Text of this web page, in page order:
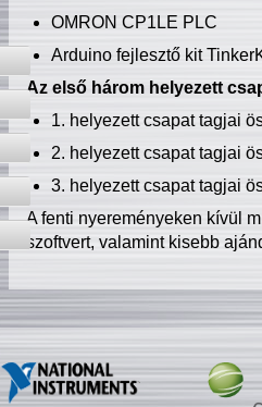
OMRON CP1LE PLC
Arduino fejlesztő kit
Az első három helyezett
1. helyezett csapat tagjai
2. helyezett csapat tagjai
3. helyezett csapat tagjai
A fenti nyereményeken kívül
szoftvert, valamint kisebb